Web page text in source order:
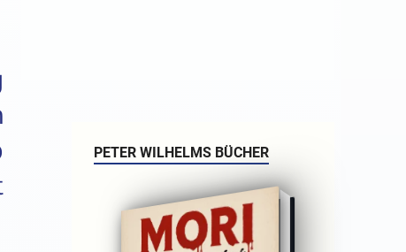
PETER WILHELMS BÜCHER